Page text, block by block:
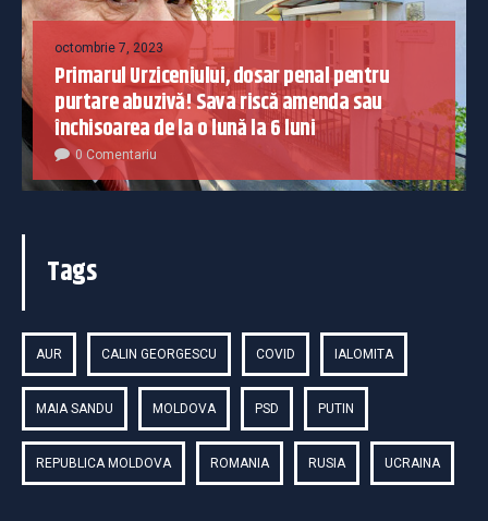
octombrie 7, 2023
Primarul Urziceniului, dosar penal pentru
purtare abuzivă! Sava riscă amenda sau
închisoarea de la o lună la 6 luni
0 Comentariu
Tags
AUR CALIN GEORGESCU COVID IALOMITA
MAIA SANDU MOLDOVA PSD PUTIN
REPUBLICA MOLDOVA ROMANIA RUSIA UCRAINA